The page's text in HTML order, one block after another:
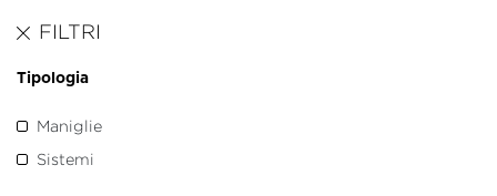
FILTRI
Tipologia
Maniglie
Sistemi